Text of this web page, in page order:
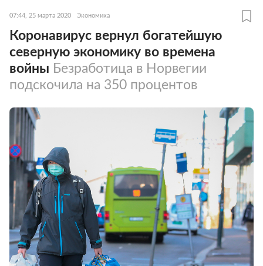
07:44, 25 марта 2020 Экономика
Коронавирус вернул богатейшую
северную экономику во времена
войны Безработица в Норвегии
подскочила на 350 процентов